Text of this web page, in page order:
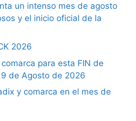
un intenso mes de agosto
y el inicio oficial de la
2026
para esta FIN de
de Agosto de 2026
y comarca en el mes de